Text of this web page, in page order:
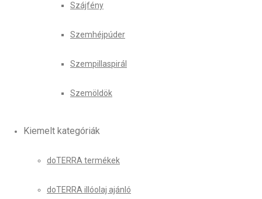
Szájfény
Szemhéjpúder
Szempillaspirál
Szemöldök
Kiemelt kategóriák
doTERRA termékek
doTERRA illóolaj ajánló